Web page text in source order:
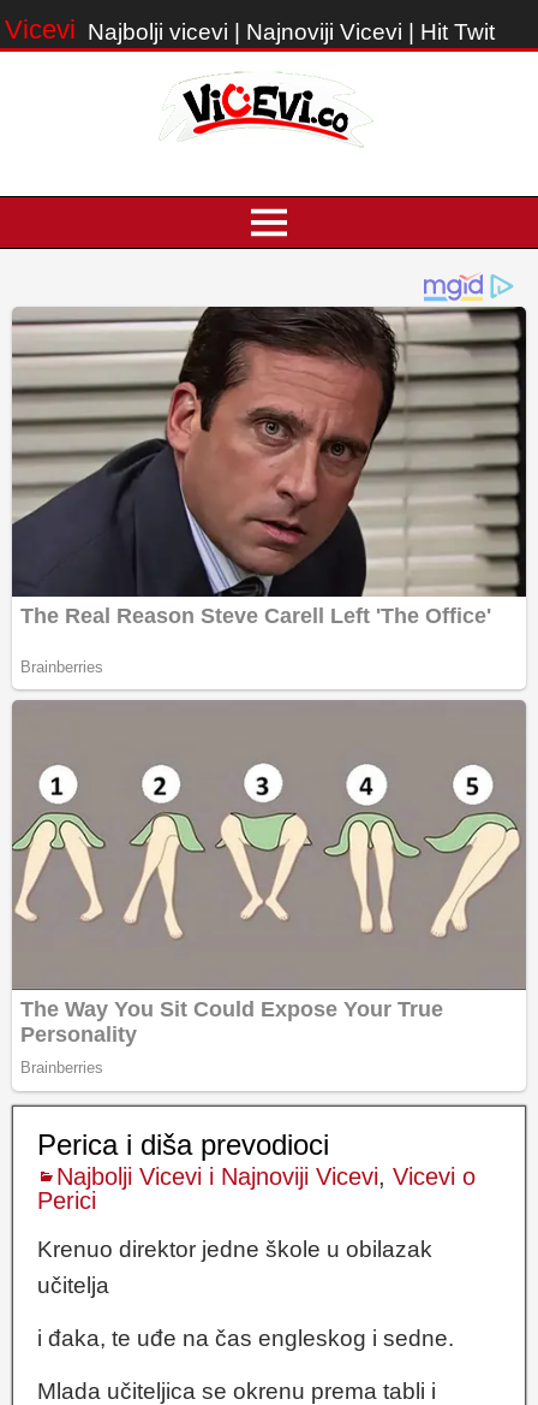
Vicevi Najbolji vicevi | Najnoviji Vicevi | Hit Twit
Perica i diša prevodioci
Najbolji Vicevi i Najnoviji Vicevi, Vicevi o
Perici
Krenuo direktor jedne škole u obilazak
učitelja
i đaka, te uđe na čas engleskog i sedne.
Mlada učiteljica se okrenu prema tabli i